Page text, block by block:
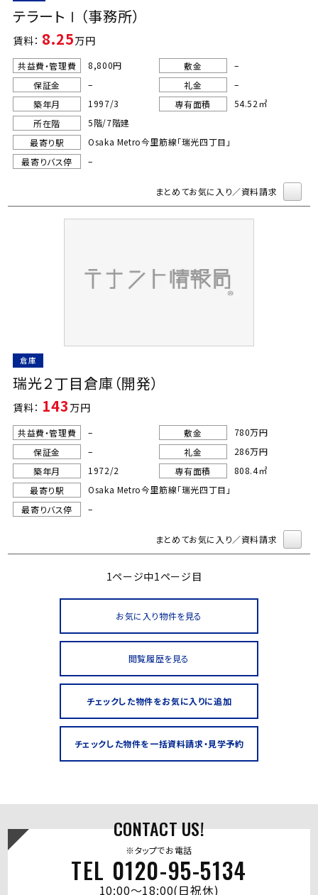
テラートⅠ（事務所）
賃料： 8.25万円
共益費・管理費 8,800円 敷金
–
保証金
– 礼金
–
築年月
1997/3 専有面積
54.52㎡
所在階
5階/7階建
最寄り駅
Osaka Metro今里筋線「瑞光四丁目」
最寄りバス停
–
まとめてお気に入り／資料請求
倉庫
瑞光２丁目倉庫（開発）
賃料： 143 万円
共益費・管理費 – 敷金
780万円
保証金
– 礼金
286万円
築年月
1972/2 専有面積
808.4㎡
最寄り駅
Osaka Metro今里筋線「瑞光四丁目」
最寄りバス停
–
まとめてお気に入り／資料請求
1ページ中1ページ目
お気に入り物件を見る
閲覧履歴を見る
CONTACT US!
※タップでお電話
TEL 0120-95-5134
10:00～18:00(日祝休)